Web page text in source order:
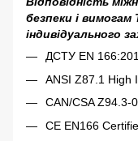
безпеки і вимогам
індивідуального
ДСТУ EN
ANSI Z87.1 High
CAN/CSA Z94.3-
CE EN166